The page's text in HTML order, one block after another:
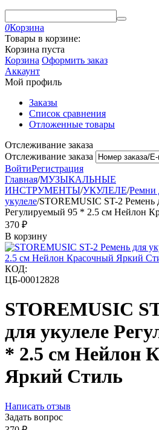
0Корзина
Товары в корзине:
Корзина пуста
Корзина Оформить заказ
Аккаунт
Мой профиль
Заказы
Список сравнения
Отложенные товары
Отслеживание заказа
Отслеживание заказа
ВойтиРегистрация
Главная/МУЗЫКАЛЬНЫЕ
ИНСТРУМЕНТЫ/УКУЛЕЛЕ/Ремни
укулеле/STOREMUSIC ST-2 Ремень
Регулируемый 95 * 2.5 см Нейлон
‍370‍ ₽
В корзину
КОД:
ЦБ-00012828
STOREMUSIC
для укулеле
* 2.5 см Нейлон
Яркий Стиль
Написать отзыв
Задать вопрос